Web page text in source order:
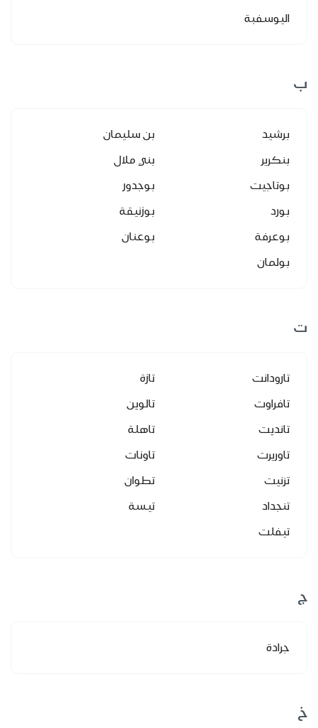
اليوسفبة
ب
برشيد
بن سليمان
بنكرير
بني ملال
بوتاجيت
بوجدور
بورد
بوزنيقة
بوعرفة
بوعنان
بولمان
ت
تارودانت
تازة
تافراوت
تالوين
تانديت
تاهلة
تاوريرت
تاونات
تزنيت
تطوان
تنجداد
تيسة
تيفلت
ج
جرادة
خ